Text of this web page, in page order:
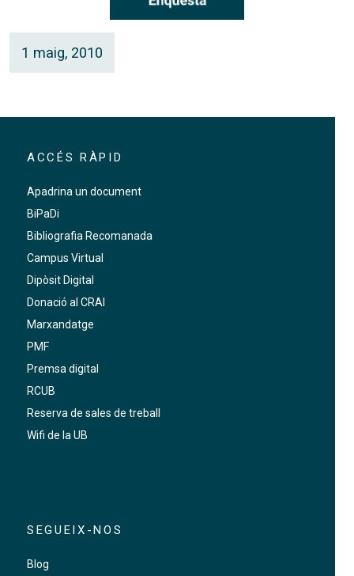
1 maig, 2010
ACCÉS RÀPID
Apadrina un document
BiPaDi
Bibliografia Recomanada
Campus Virtual
Dipòsit Digital
Donació al CRAI
Marxandatge
PMF
Premsa digital
RCUB
Reserva de sales de treball
Wifi de la UB
SEGUEIX-NOS
Blog